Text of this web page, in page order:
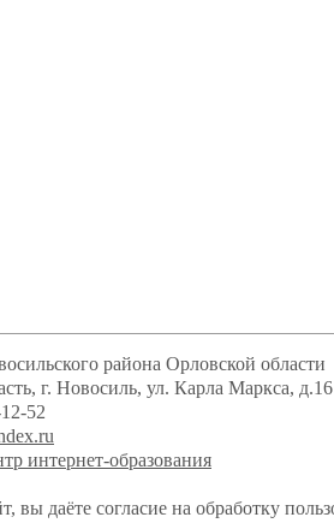
района Орловской области
г. Новосиль, ул. Карла Маркса, д.16
52
интернет-образования
вы даёте согласие на обработку